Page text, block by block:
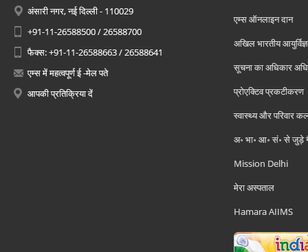
अंसारी नगर, नई दिल्ली - 110029
+91-11-26588500 / 26588700
फैक्स: +91-11-26588663 / 26588641
एम्स में महत्वपूर्ण ई -मेल पते
आपकी प्रतिक्रिया दें
एम्स ऑनलाइन दान
अखिल भारतीय
सूचना का अधिकार
प्रोएक्टिव प्रकटीकरण
स्वास्थ्य और परिवार
अ॰ भा॰ आ॰ सं॰ से जुड़े
Mission Delhi
मेरा अस्पताल
Hamara AIIMS